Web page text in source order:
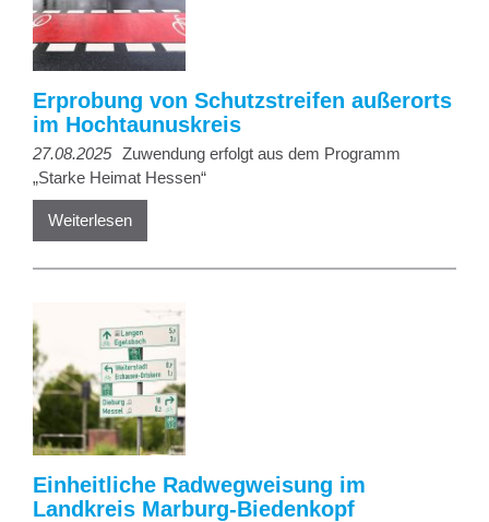
Erprobung von Schutzstreifen außerorts
im Hochtaunuskreis
27.08.2025 Zuwendung erfolgt aus dem Programm
„Starke Heimat Hessen“
Weiterlesen
Einheitliche Radwegweisung im
Landkreis Marburg-Biedenkopf